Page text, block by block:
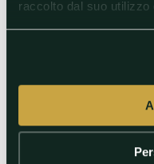
raccolto dal suo utilizzo